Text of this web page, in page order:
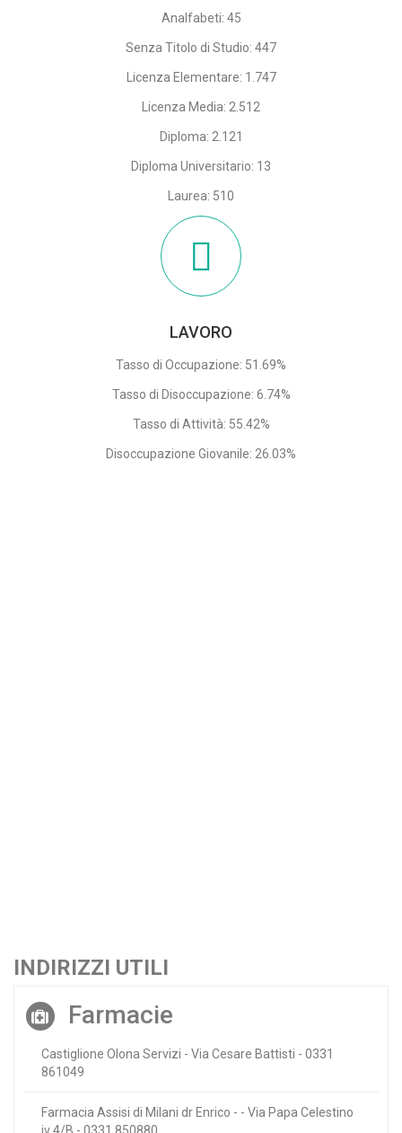
Analfabeti: 45
Senza Titolo di Studio: 447
Licenza Elementare: 1.747
Licenza Media: 2.512
Diploma: 2.121
Diploma Universitario: 13
Laurea: 510
LAVORO
Tasso di Occupazione: 51.69%
Tasso di Disoccupazione: 6.74%
Tasso di Attività: 55.42%
Disoccupazione Giovanile: 26.03%
INDIRIZZI UTILI
Farmacie
Castiglione Olona Servizi - Via Cesare Battisti - 0331
861049
Farmacia Assisi di Milani dr Enrico - - Via Papa Celestino
iv 4/B - 0331 850880